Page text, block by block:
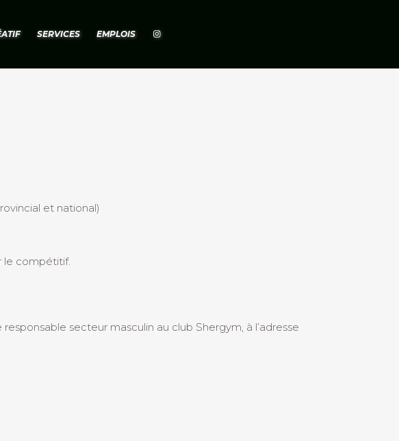
SERVICES EMPLOIS
et national)
le compétitif.
secteur masculin au club Shergym, à l’adresse